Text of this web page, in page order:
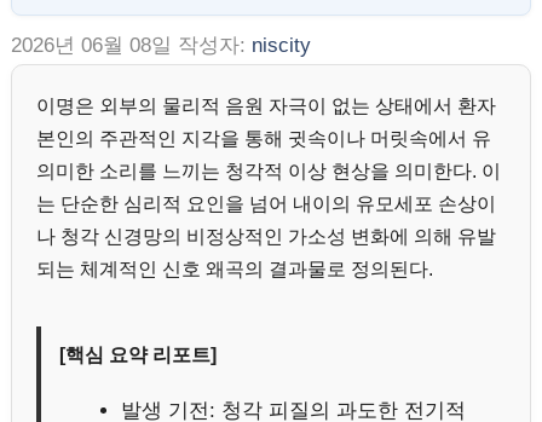
2026년 06월 08일 작성자: niscity
이명은 외부의 물리적 음원 자극이 없는 상태에서 환자
본인의 주관적인 지각을 통해 귓속이나 머릿속에서 유
의미한 소리를 느끼는 청각적 이상 현상을 의미한다. 이
는 단순한 심리적 요인을 넘어 내이의 유모세포 손상이
나 청각 신경망의 비정상적인 가소성 변화에 의해 유발
되는 체계적인 신호 왜곡의 결과물로 정의된다.
[핵심 요약 리포트]
발생 기전: 청각 피질의 과도한 전기적